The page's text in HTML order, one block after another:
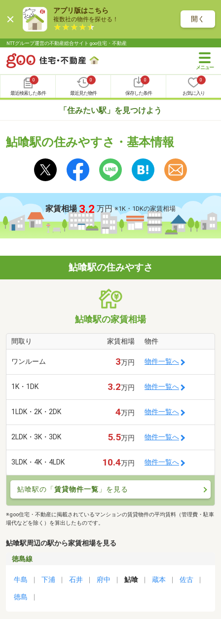
アプリ版はこちら
複数社の物件を探せる！ 開く
NTTグループ運営の不動産総合サイト goo住宅・不動産
0
最近検索した条件
0
最近見た物件
0
保存した条件
0
お気に入り
「住みたい駅」を見つけよう
鮎喰駅の住みやすさ・基本情報
家賃相場 3.2 万円 ※1K・1DKの家賃相場
鮎喰駅の住みやすさ
鮎喰駅の家賃相場
間取り 家賃相場 物件
ワンルーム 3万円 物件一覧へ
1K・1DK 3.2万円 物件一覧へ
1LDK・2K・2DK 4万円 物件一覧へ
2LDK・3K・3DK 5.5万円 物件一覧へ
3LDK・4K・4LDK 10.4万円 物件一覧へ
鮎喰駅の「賃貸物件一覧 」を見る
※goo住宅・不動産に掲載されているマンションの賃貸物件の平均賃料（管理費・駐車
場代などを除く）を算出したものです。
鮎喰駅周辺の駅から家賃相場を見る
徳島線
牛島 下浦 石井 府中 鮎喰 蔵本 佐古
徳島